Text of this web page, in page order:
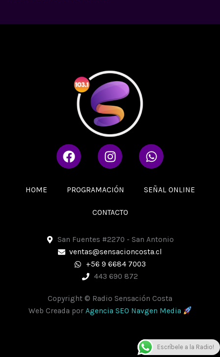
F
a
e
k
I
n
t
g
a
m
W
h
t
p
HOME PROGRAMACIÓN SEÑAL ONLINE
CONTACTO
San Fuentes #2270 - San Antonio
ventas@sensacioncosta.cl
+56 9 6684 7003
443 690 872
Copyright © Radio Sensación Costa
Web Creada por Agencia SEO Navgen Media
Escríbele a la Radio!